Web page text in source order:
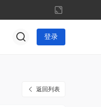
切
换
到
宽
登录
返回列表